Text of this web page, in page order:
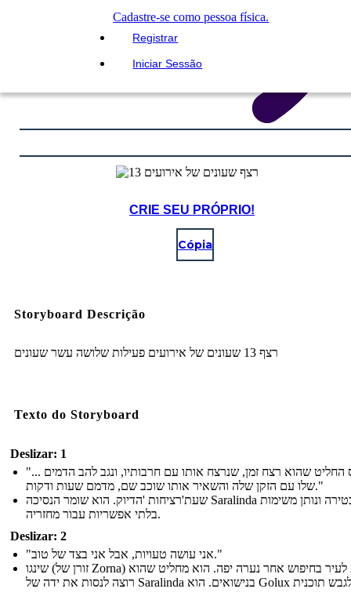
Cadastre-se como pessoa física.
Registrar
Iniciar Sessão
CRIE SEU PRÓPRIO!
Cópia
Storyboard Descrição
רצף 13 שעונים של אירועים פעילות שלושה עשר שעונים
Texto do Storyboard
Deslizar: 1
"... הדוכס החליט שהוא רצח זמן, שנרצח אותו עם חרבותיו, ונגב להב הדמים
שלו עם הזקן שלה והשאיר אותו שוכב שם, מדמם שעות ודקות."
שעת'רציחות 'הדיוק. הוא שומר הנסיכה Saralinda נעול בטירה ונותן משימות
בלתי אפשריות עבור מחזריה.
Deslizar: 2
"אני עושה טעויות, אבל אני בצד של טוב."
שינגו (זורן של Zorna) מגיע לעיר בחיפוש אחר נערה יפה. הוא מחליט שהוא